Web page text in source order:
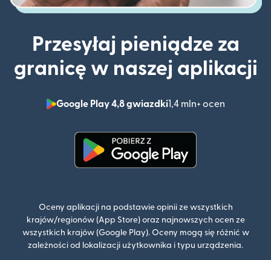
Przesyłaj pieniądze za
granicę w naszej aplikacji
Google Play 4,8 gwiazdki1,4 mln+ ocen
(otwiera
Oceny aplikacji na podstawie opinii ze wszystkich
krajów/regionów (App Store) oraz najnowszych ocen ze
wszystkich krajów (Google Play). Oceny mogą się różnić w
zależności od lokalizacji użytkownika i typu urządzenia.